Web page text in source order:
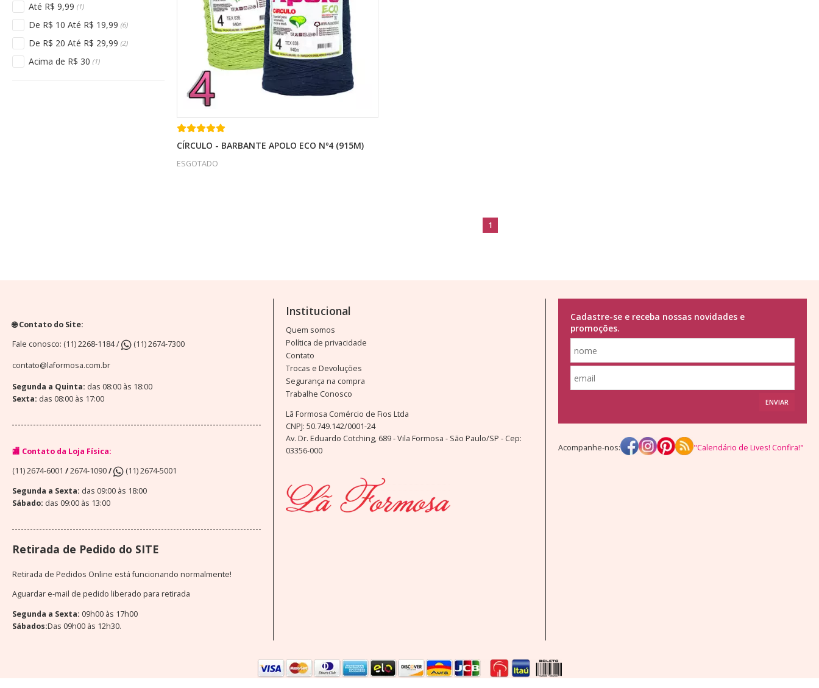
Até R$ 9,99 (1)
De R$ 10 Até R$ 19,99 (6)
De R$ 20 Até R$ 29,99 (2)
Acima de R$ 30 (1)
CÍRCULO - BARBANTE APOLO ECO Nº4 (915M)
ESGOTADO
1
🌐 Contato do Site:
Fale conosco: (11) 2268-1184 /
(11) 2674-7300
contato@laformosa.com.br
Segunda a Quinta: das 08:00 às 18:00
Sexta: das 08:00 às 17:00
🏬 Contato da Loja Física:
(11) 2674-6001 /2674-1090/
(11) 2674-5001
Segunda a Sexta: das 09:00 às 18:00
Sábado: das 09:00 às 13:00
Retirada de Pedido do SITE
Retirada de Pedidos Online está funcionando normalmente!
Aguardar e-mail de pedido liberado para retirada
Segunda a Sexta: 09h00 às 17h00
Sábados:Das 09h00 às 12h30.
Institucional
Quem somos
Política de privacidade
Contato
Trocas e Devoluções
Segurança na compra
Trabalhe Conosco
Lã Formosa Comércio de Fios Ltda
CNPJ: 50.749.142/0001-24
Av. Dr. Eduardo Cotching, 689 - Vila Formosa - São Paulo/SP - Cep:
03356-000
Cadastre-se e receba nossas novidades e
promoções.
ENVIAR
Acompanhe-nos: "Calendário de Lives! Confira!"